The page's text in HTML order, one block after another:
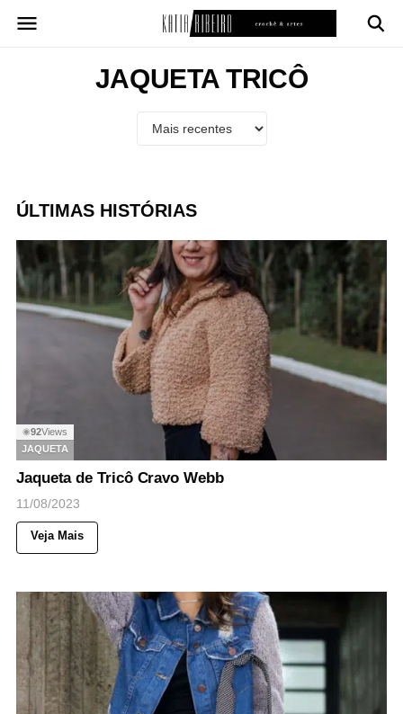
para
JAQUETA TRICÔ
ÚLTIMAS HISTÓRIAS
◉92Views
JAQUETA
Jaqueta de Tricô Cravo Webb
11/08/2023
Veja Mais